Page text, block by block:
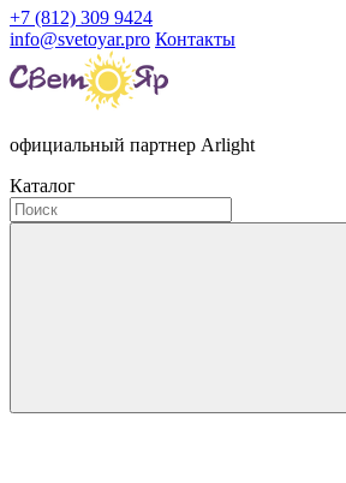
+7 (812) 309 9424
info@svetoyar.pro Контакты
официальный партнер Arlight
Каталог